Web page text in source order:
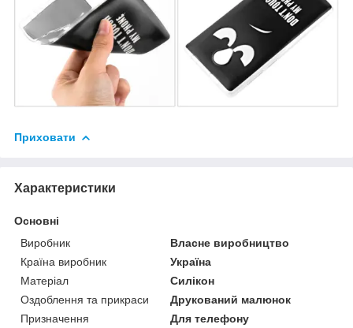
Приховати
Характеристики
Основні
Виробник
Власне виробництво
Країна виробник
Україна
Матеріал
Силікон
Оздоблення та прикраси
Друкований малюнок
Призначення
Для телефону